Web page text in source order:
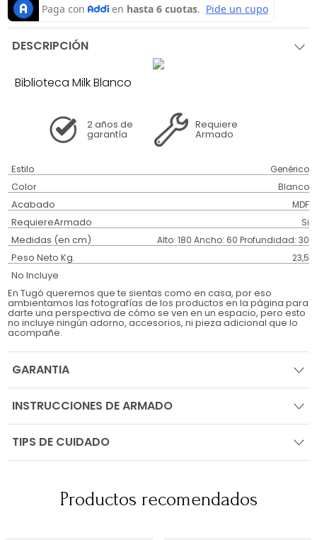
DESCRIPCIÓN
Biblioteca Milk Blanco
2 años de
garantía
Requiere
Armado
Estilo Genérico
Color Blanco
Acabado MDF
RequiereArmado Si
Medidas (en cm) Alto: 180 Ancho: 60 Profundidad: 30
Peso Neto Kg. 23,5
No Incluye
En Tugó queremos que te sientas como en casa, por eso
ambientamos las fotografías de los productos en la página para
darte una perspectiva de cómo se ven en un espacio, pero esto
no incluye ningún adorno, accesorios, ni pieza adicional que lo
acompañe.
GARANTIA
INSTRUCCIONES DE ARMADO
TIPS DE CUIDADO
Productos recomendados